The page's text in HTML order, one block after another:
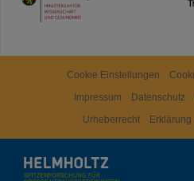
Cookie Einstellungen
Impressum
Datenschutz
Urheberrecht